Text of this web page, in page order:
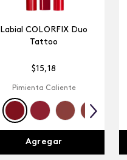
Labial COLORFIX Duo
Tattoo
$15,18
Pimienta Caliente
Agregar